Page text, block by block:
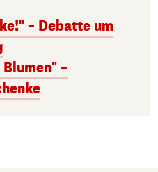
– Debatte um
–